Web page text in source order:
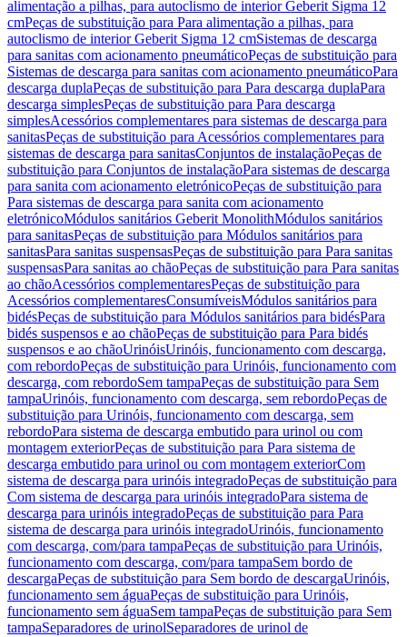
alimentação a pilhas, para autoclismo de interior Geberit Sigma 12
cmPeças de substituição para Para alimentação a pilhas, para
autoclismo de interior Geberit Sigma 12 cmSistemas de descarga
para sanitas com acionamento pneumáticoPeças de substituição para
Sistemas de descarga para sanitas com acionamento pneumáticoPara
descarga duplaPeças de substituição para Para descarga duplaPara
descarga simplesPeças de substituição para Para descarga
simplesAcessórios complementares para sistemas de descarga para
sanitasPeças de substituição para Acessórios complementares para
sistemas de descarga para sanitasConjuntos de instalaçãoPeças de
substituição para Conjuntos de instalaçãoPara sistemas de descarga
para sanita com acionamento eletrónicoPeças de substituição para
Para sistemas de descarga para sanita com acionamento
eletrónicoMódulos sanitários Geberit MonolithMódulos sanitários
para sanitasPeças de substituição para Módulos sanitários para
sanitasPara sanitas suspensasPeças de substituição para Para sanitas
suspensasPara sanitas ao chãoPeças de substituição para Para sanitas
ao chãoAcessórios complementaresPeças de substituição para
Acessórios complementaresConsumíveisMódulos sanitários para
bidésPeças de substituição para Módulos sanitários para bidésPara
bidés suspensos e ao chãoPeças de substituição para Para bidés
suspensos e ao chãoUrinóisUrinóis, funcionamento com descarga,
com rebordoPeças de substituição para Urinóis, funcionamento com
descarga, com rebordoSem tampaPeças de substituição para Sem
tampaUrinóis, funcionamento com descarga, sem rebordoPeças de
substituição para Urinóis, funcionamento com descarga, sem
rebordoPara sistema de descarga embutido para urinol ou com
montagem exteriorPeças de substituição para Para sistema de
descarga embutido para urinol ou com montagem exteriorCom
sistema de descarga para urinóis integradoPeças de substituição para
Com sistema de descarga para urinóis integradoPara sistema de
descarga para urinóis integradoPeças de substituição para Para
sistema de descarga para urinóis integradoUrinóis, funcionamento
com descarga, com/para tampaPeças de substituição para Urinóis,
funcionamento com descarga, com/para tampaSem bordo de
descargaPeças de substituição para Sem bordo de descargaUrinóis,
funcionamento sem águaPeças de substituição para Urinóis,
funcionamento sem águaSem tampaPeças de substituição para Sem
tampaSeparadores de urinolSeparadores de urinol de